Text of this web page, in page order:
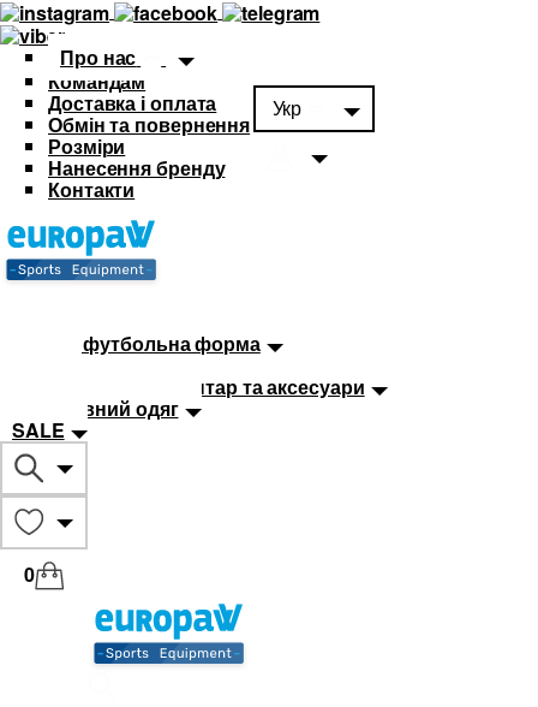
Про нас
Командам
Доставка і оплата
Обмін та повернення
Розміри
Нанесення бренду
Контакти
Укр
Дитяча футбольна форма
Тренувальний інвентар та аксесуари
Спортивний одяг
SALE
0